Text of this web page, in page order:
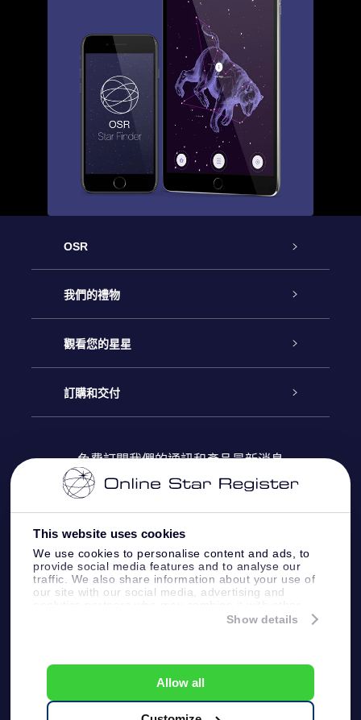
This website uses cookies
We use cookies to personalise content and ads, to
provide social media features and to analyse our
traffic. We also share information about your use of
our site with our social media, advertising and
information that you’ve provided to them or that
Show details
Allow all
OSR
客戶服務
聯繫我們
博客
評論
我們的禮物
Online Star禮物
OSR禮物包
OSR 禮物卡
公司禮品
觀看您的星星
星星注册
個性化的Star Page
One Million Stars
OSR Starsaver
訂購和交付
付款資訊
配送信息
退貨政策
免費訂閱我們的通訊和產品最新消息
客戶服務:help@osr.org
KVK: 60333553, VAT: NL 8538.62.722B01